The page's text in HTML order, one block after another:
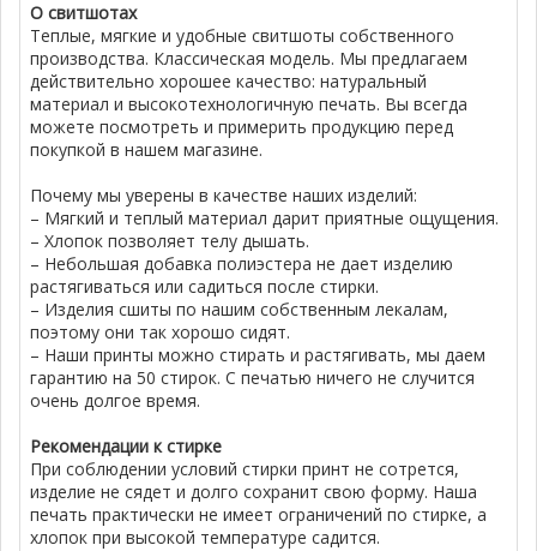
О свитшотах
Теплые, мягкие и удобные свитшоты собственного
производства. Классическая модель. Мы предлагаем
действительно хорошее качество: натуральный
материал и высокотехнологичную печать. Вы всегда
можете посмотреть и примерить продукцию перед
покупкой в нашем магазине.
Почему мы уверены в качестве наших изделий:
– Мягкий и теплый материал дарит приятные ощущения.
– Хлопок позволяет телу дышать.
– Небольшая добавка полиэстера не дает изделию
растягиваться или садиться после стирки.
– Изделия сшиты по нашим собственным лекалам,
поэтому они так хорошо сидят.
– Наши принты можно стирать и растягивать, мы даем
гарантию на 50 стирок. С печатью ничего не случится
очень долгое время.
Рекомендации к стирке
При соблюдении условий стирки принт не сотрется,
изделие не сядет и долго сохранит свою форму. Наша
печать практически не имеет ограничений по стирке, а
хлопок при высокой температуре садится.